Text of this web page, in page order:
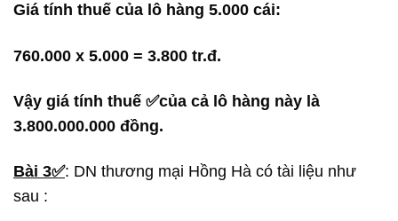
Giá tính thuế của lô hàng 5.000 cái:
760.000 x 5.000 = 3.800 tr.đ.
Vậy giá tính thuế ✅của cả lô hàng này là
3.800.000.000 đồng.
Bài 3✅: DN thương mại Hồng Hà có tài liệu như
sau :